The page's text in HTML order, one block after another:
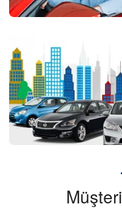
Müşteri